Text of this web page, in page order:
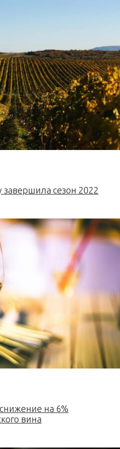
завершила сезон 2022
на 6%
вина